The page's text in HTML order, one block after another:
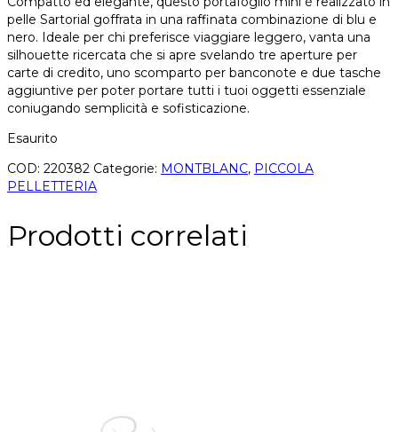
pelle Sartorial goffrata in una raffinata combinazione di blu e
nero. Ideale per chi preferisce viaggiare leggero, vanta una
silhouette ricercata che si apre svelando tre aperture per
carte di credito, uno scomparto per banconote e due tasche
aggiuntive per poter portare tutti i tuoi oggetti essenziale
coniugando semplicità e sofisticazione.
Esaurito
COD: 220382 Categorie: MONTBLANC, PICCOLA
PELLETTERIA
Prodotti correlati